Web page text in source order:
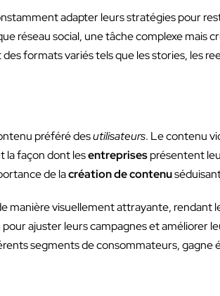
adapter leurs stratégies pour
réseau social, une tâche complexe mais
formats variés tels que les stories, les
préféré desutilisateurs. Le contenu
la façon dont lesentreprisesprésentent
de lacréation de contenu
visuellement attrayante, rendant
ajuster leurs campagnes et améliorer
segments de consommateurs,